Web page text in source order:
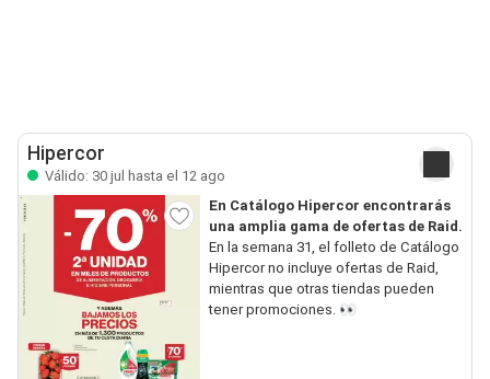
Hipercor
Válido: 30 jul hasta el 12 ago
En Catálogo Hipercor encontrarás
una amplia gama de ofertas de Raid.
En la semana 31, el folleto de Catálogo
Hipercor no incluye ofertas de Raid,
mientras que otras tiendas pueden
tener promociones. 👀